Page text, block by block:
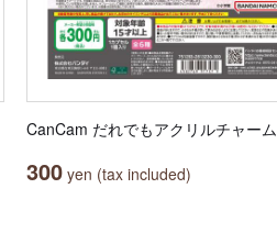
CanCam だれでもアクリルチャーム
300 yen (tax included)